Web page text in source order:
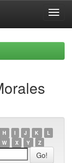
H I J K
L
W X Y Z